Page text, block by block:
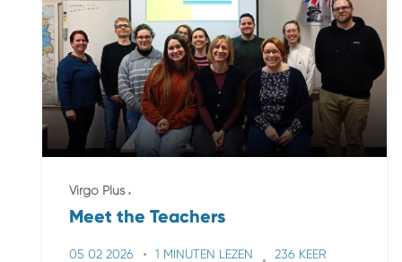
Virgo Plus
Meet the Teachers
05 02 2026 1 MINUTEN LEZEN
236 KEER